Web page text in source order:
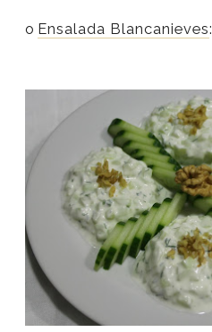
o Ensalada Blancanieves: